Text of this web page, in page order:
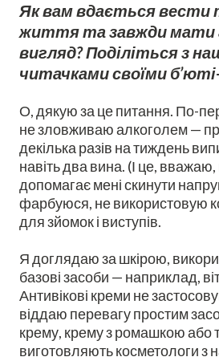
Як вам вдається вести
життя та завжди мати
вигляд? Поділіться з
читачками своїми
О, дякую за це питання. По-
не зловживаю алкоголем —
декілька разів на тиждень
навіть два вина. (І це,
допомагає мені скинути
фарбуюся, не використовую
для зйомок і виступів.
Я доглядаю за шкірою,
базові засоби — наприклад,
Антивікові креми не
віддаю перевагу простим
крему, крему з ромашкою або
виготовляють косметологи з